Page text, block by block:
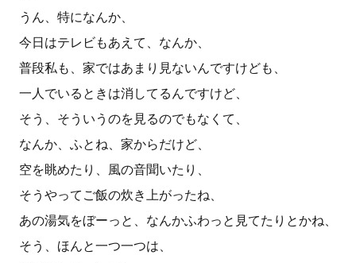
うん、特になんか、
今日はテレビもあえて、なんか、
普段私も、家ではあまり見ないんですけども、
一人でいるときは消してるんですけど、
そう、そういうのを見るのでもなくて、
なんか、ふとね、家からだけど、
空を眺めたり、風の音聞いたり、
そうやってご飯の炊き上がったね、
あの湯気をぼーっと、なんかふわっと見てたりとかね、
そう、ほんと一つ一つは、